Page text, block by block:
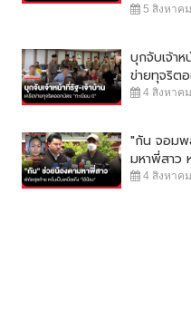
บุกจับเจ้าห
4 สิงหาค
"กัน จอมพ
4 สิงหาค